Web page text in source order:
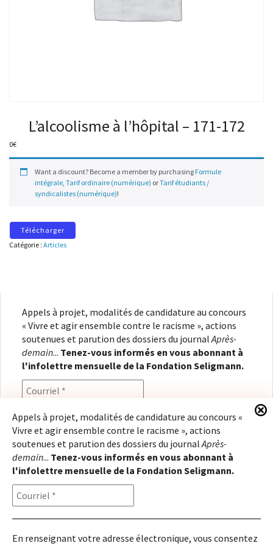
L’alcoolisme à l’hôpital – 171-172
0€
Want a discount? Become a member by purchasing Formule
intégrale, Tarif ordinaire (numérique) orTarif étudiants /
syndicalistes (numérique)!
Télécharger
Catégorie : Articles
Appels à projet, modalités de candidature au concours
« Vivre et agir ensemble contre le racisme », actions
soutenues et parution des dossiers du journal Après-
demain... Tenez-vous informés en vous abonnant à
l'infolettre mensuelle de la Fondation Seligmann.
En renseignant votre adresse électronique, vous
consentez à recevoir l'infolettre de la Fondation
Seligmann, conformément à notrepolitique de
confidentialité. Il vous sera possible de vous
désabonner à tout moment.
Appels à projet, modalités de candidature au concours «
Vivre et agir ensemble contre le racisme », actions
soutenues et parution des dossiers du journalAprès-
demain... Tenez-vous informés en vous abonnant à
l'infolettre mensuelle de la Fondation Seligmann.
En renseignant votre adresse électronique, vous consentez